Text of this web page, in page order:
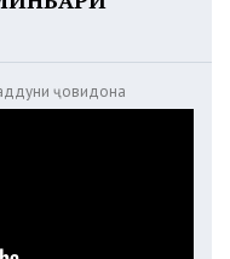
ҷовидона